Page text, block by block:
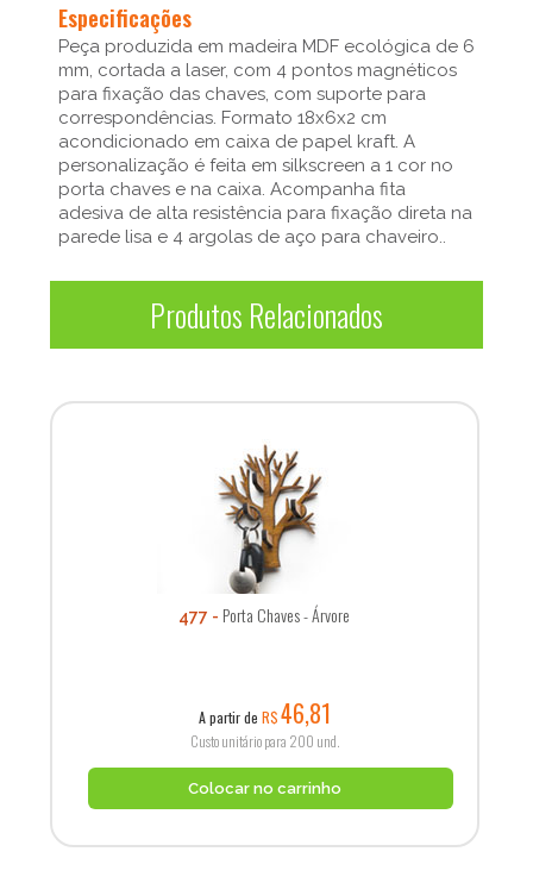
Especificações
Peça produzida em madeira MDF ecológica de 6
mm, cortada a laser, com 4 pontos magnéticos
para fixação das chaves, com suporte para
correspondências. Formato 18x6x2 cm
acondicionado em caixa de papel kraft. A
personalização é feita em silkscreen a 1 cor no
porta chaves e na caixa. Acompanha fita
adesiva de alta resistência para fixação direta na
parede lisa e 4 argolas de aço para chaveiro..
Produtos Relacionados
477 Porta Chaves - Árvore
A partir de R$46,81
Custo unitário para 200 und.
Colocar no carrinho